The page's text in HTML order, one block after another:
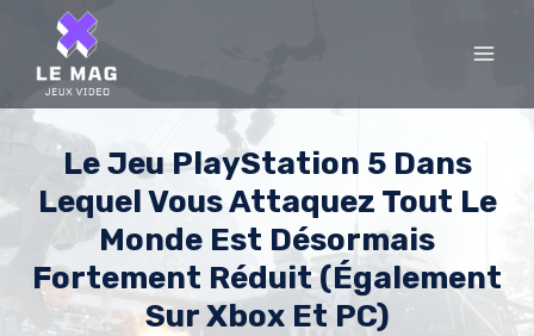
content
Le Jeu PlayStation 5 Dans
Lequel Vous Attaquez Tout Le
Monde Est Désormais
Fortement Réduit (également
Sur Xbox Et PC)